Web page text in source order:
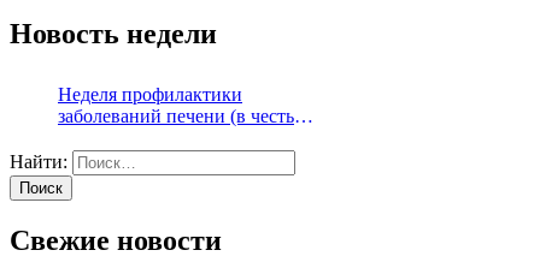
Новость недели
Неделя профилактики
заболеваний печени (в честь
гепатитом 28 июля)
Найти:
Свежие новости